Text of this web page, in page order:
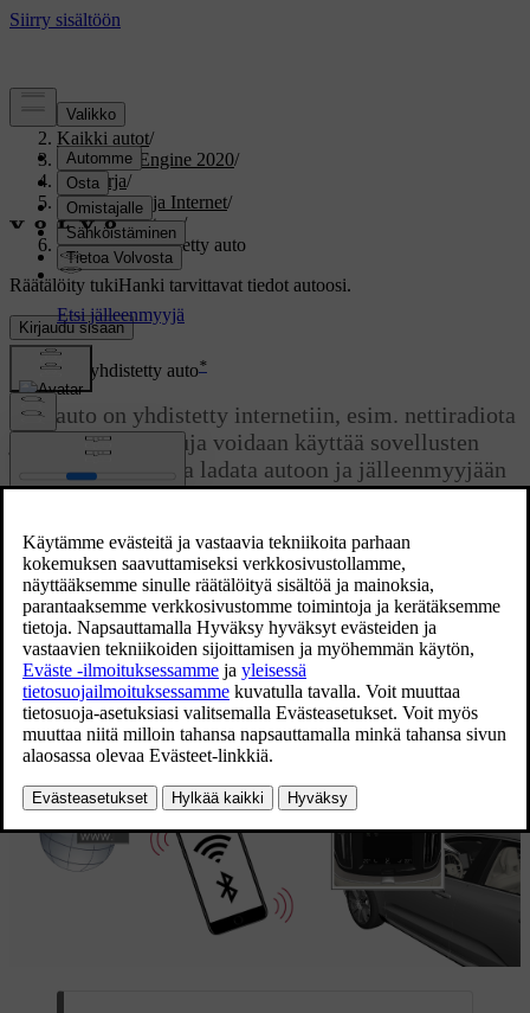
Tuki/
Kaikki autot/
V60 Twin Engine 2020/
Ohjekirja/
Ääni, media ja Internet/
Internet-yhteys/
Internetiin yhdistetty auto
Räätälöity tukiHanki tarvittavat tiedot autoosi.
Kirjaudu sisään
Päivitetty 19.03.2020
Internetiin yhdistetty auto*
Kun auto on yhdistetty internetiin, esim. nettiradiota
ja musiikkipalveluja voidaan käyttää sovellusten
kautta, ohjelmistoa ladata autoon ja jälleenmyyjään
ottaa yhteyttä autosta käsin.
Auto yhdistetään Bluetooth- taiWi-Fi-yhteyden kautta tai auton
sisäänrakennettua modeemia*(SIM-korttia) käyttäen.
Kun auto on yhdistetty internetiin, sen internet-yhteys (Wi-Fi-
yhteyspiste) voidaan jakaa siten, että muut laitteet, esimerkiksi
tabletit, saavat internet-yhteyden[1].
Internet-tila esitetään symbolilla keskinäytön tilakentässä.